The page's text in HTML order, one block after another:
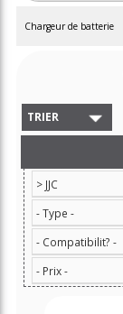
Chargeur de batterie
TRIER